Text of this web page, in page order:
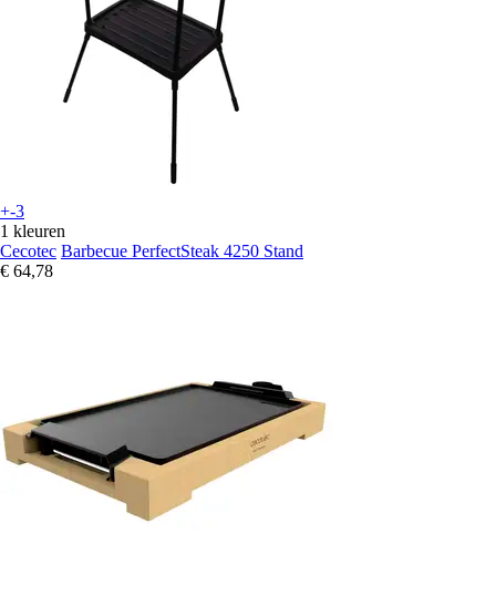
+-3
1 kleuren
Cecotec Barbecue PerfectSteak 4250 Stand
€ 64,78